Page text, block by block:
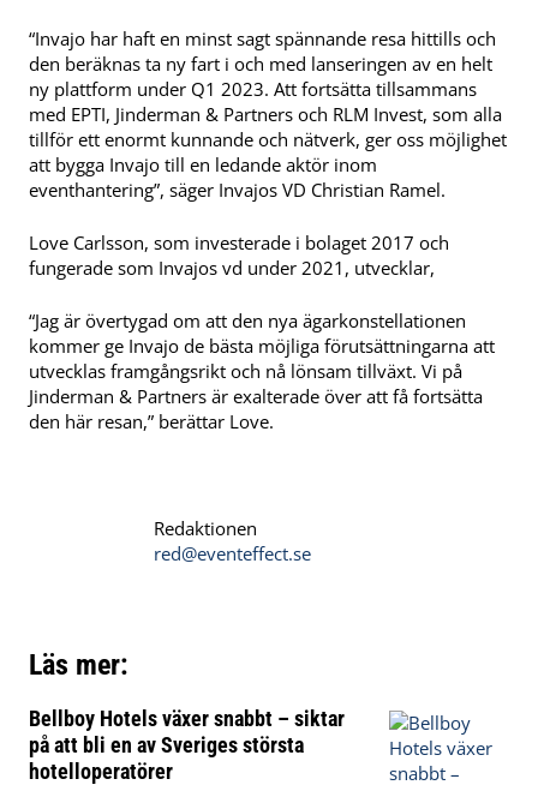
“Invajo har haft en minst sagt spännande resa hittills och
den beräknas ta ny fart i och med lanseringen av en helt
ny plattform under Q1 2023. Att fortsätta tillsammans
med EPTI, Jinderman & Partners och RLM Invest, som alla
tillför ett enormt kunnande och nätverk, ger oss möjlighet
att bygga Invajo till en ledande aktör inom
eventhantering”, säger Invajos VD Christian Ramel.
Love Carlsson, som investerade i bolaget 2017 och
fungerade som Invajos vd under 2021, utvecklar,
“Jag är övertygad om att den nya ägarkonstellationen
kommer ge Invajo de bästa möjliga förutsättningarna att
utvecklas framgångsrikt och nå lönsam tillväxt. Vi på
Jinderman & Partners är exalterade över att få fortsätta
den här resan,” berättar Love.
Redaktionen
red@eventeffect.se
Läs mer:
Bellboy Hotels växer snabbt – siktar
på att bli en av Sveriges största
hotelloperatörer